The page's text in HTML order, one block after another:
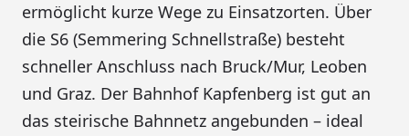
ermöglicht kurze Wege zu Einsatzorten. Über
die S6 (Semmering Schnellstraße) besteht
schneller Anschluss nach Bruck/Mur, Leoben
und Graz. Der Bahnhof Kapfenberg ist gut an
das steirische Bahnnetz angebunden – ideal